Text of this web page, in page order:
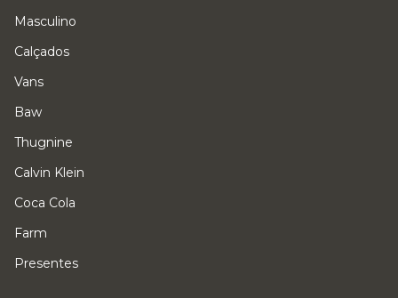
Masculino
Calçados
Vans
Baw
Thugnine
Calvin Klein
Coca Cola
Farm
Presentes